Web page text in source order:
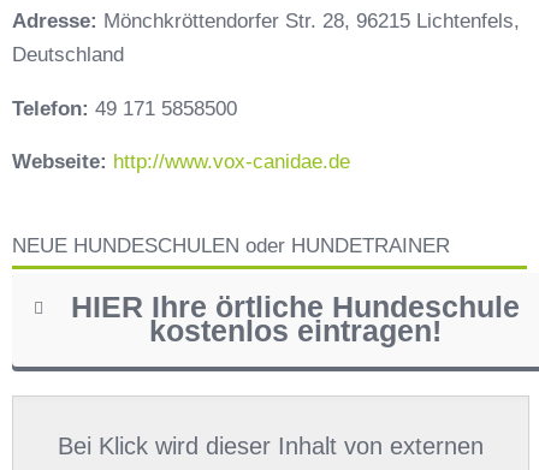
Adresse: Mönchkröttendorfer Str. 28, 96215 Lichtenfels,
Deutschland
Telefon: 49 171 5858500
Webseite: http://www.vox-canidae.de
NEUE HUNDESCHULEN oder HUNDETRAINER
HIER Ihre örtliche Hundeschule
kostenlos eintragen!
Bei Klick wird dieser Inhalt von externen